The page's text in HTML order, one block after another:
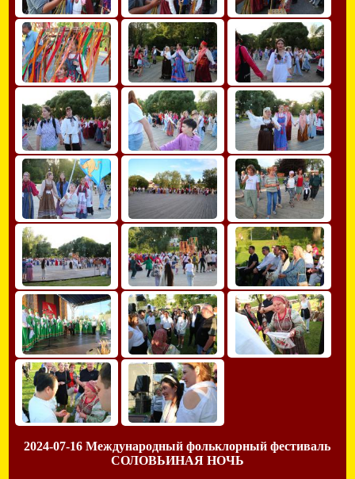
2024-07-16 Международный фольклорный фестиваль
СОЛОВЬИНАЯ НОЧЬ